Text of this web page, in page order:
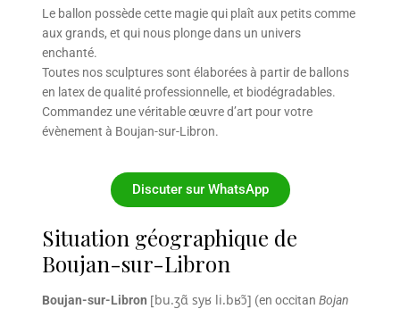
Le ballon possède cette magie qui plaît aux petits comme
aux grands, et qui nous plonge dans un univers
enchanté.
Toutes nos sculptures sont élaborées à partir de ballons
en latex de qualité professionnelle, et biodégradables.
Commandez une véritable œuvre d’art pour votre
évènement à Boujan-sur-Libron.
Discuter sur WhatsApp
Situation géographique de
Boujan-sur-Libron
Boujan-sur-Libron [bu.ʒɑ̃ syʁ li.bʁɔ̃] (en occitan Bojan